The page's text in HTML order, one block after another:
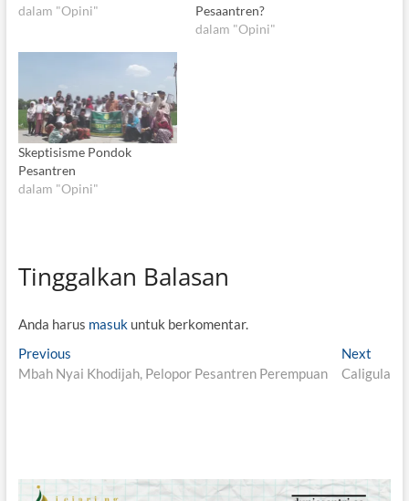
dalam "Opini"
Pesaantren?
dalam "Opini"
Skeptisisme Pondok
Pesantren
dalam "Opini"
Tinggalkan Balasan
Anda harus masukuntuk berkomentar.
N
a
g
Previous
r
s
Mbah Nyai Khodijah, Pelopor Pesantren Perempuan
Next
e
t
Caligula